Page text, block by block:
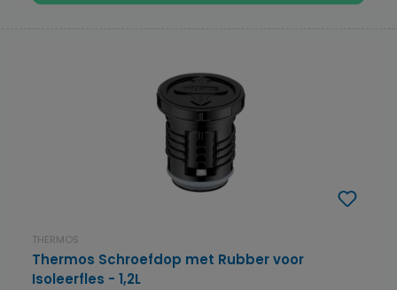
THERMOS
Thermos Schroefdop met Rubber voor
Isoleerfles - 1,2L